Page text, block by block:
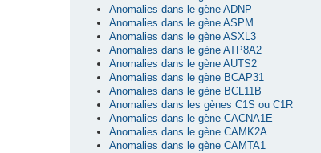
Anomalies dans le gène ADNP
Anomalies dans le gène ASPM
Anomalies dans le gène ASXL3
Anomalies dans le gène ATP8A2
Anomalies dans le gène AUTS2
Anomalies dans le gène BCAP31
Anomalies dans le gène BCL11B
Anomalies dans les gènes C1S ou C1R
Anomalies dans le gène CACNA1E
Anomalies dans le gène CAMK2A
Anomalies dans le gène CAMTA1